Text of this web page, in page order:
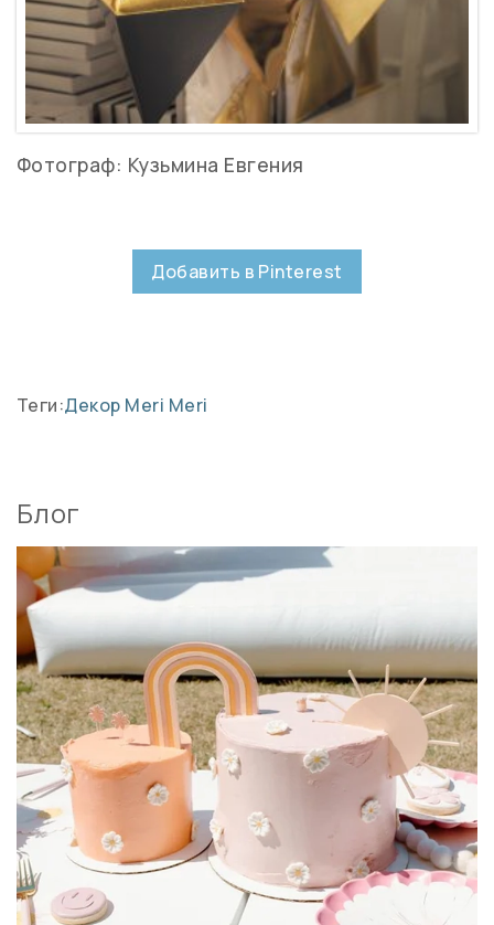
Фотограф: Кузьмина Евгения
Добавить в Pinterest
Теги:Декор Meri Meri
Блог